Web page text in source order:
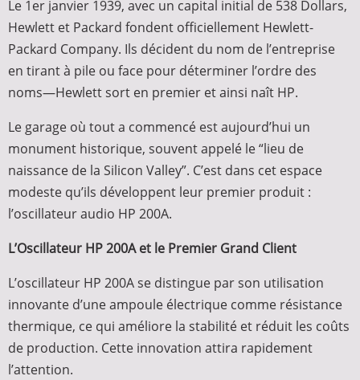
Le 1er janvier 1939, avec un capital initial de 538 Dollars,
Hewlett et Packard fondent officiellement Hewlett-
Packard Company. Ils décident du nom de l’entreprise
en tirant à pile ou face pour déterminer l’ordre des
noms—Hewlett sort en premier et ainsi naît HP.
Le garage où tout a commencé est aujourd’hui un
monument historique, souvent appelé le “lieu de
naissance de la Silicon Valley”. C’est dans cet espace
modeste qu’ils développent leur premier produit :
l’oscillateur audio HP 200A.
L’Oscillateur HP 200A et le Premier Grand Client
L’oscillateur HP 200A se distingue par son utilisation
innovante d’une ampoule électrique comme résistance
thermique, ce qui améliore la stabilité et réduit les coûts
de production. Cette innovation attira rapidement
l’attention.